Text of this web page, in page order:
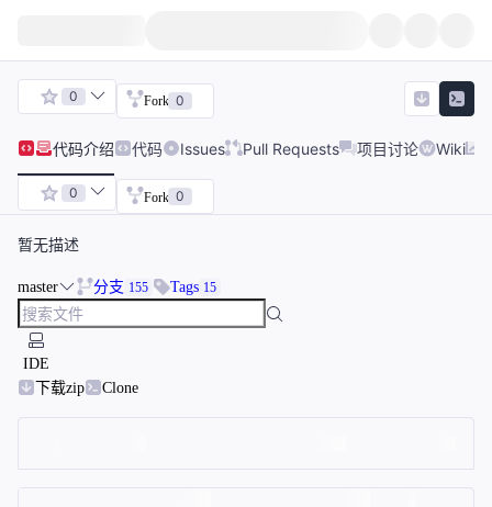
0 Fork 0
代码介绍 代码 Issues Pull Requests 项目讨论 Wiki
0 Fork 0
暂无描述
master 分支 155 Tags 15
IDE
下载zip
Clone